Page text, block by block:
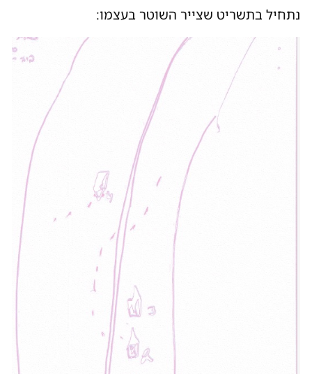
נתחיל בתשריט שצייר השוטר בעצמו: